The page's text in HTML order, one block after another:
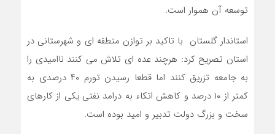
توسعه آن هموار است.
استاندار گلستان با تاکید بر توازن منطقه ای و شهرستانی در
استان تصریح کرد: هرچند عده ای تلاش می کنند ناامیدی را
به جامعه تزریق کنند اما قطعا رسیدن تورم ۴۰ درصدی به
کمتر از ۱۰ درصد و کاهش اتکاء به درامد نفتی یکی از کارهای
سخت و بزرگ دولت تدبیر و امید بوده است.